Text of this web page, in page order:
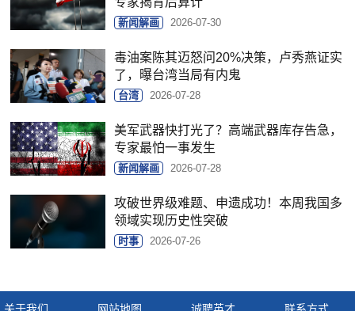
新闻解画 2026-07-30
毒油案陈其迈怒问20%决策，卢秀燕证实
了，曝台湾当局有内鬼
台湾 2026-07-28
美军武器快打光了？高端武器库存告急，
专家最怕一事发生
新闻解画 2026-07-28
攻破世界级难题、申遗成功！本周我国多
领域实现历史性突破
时事 2026-07-26